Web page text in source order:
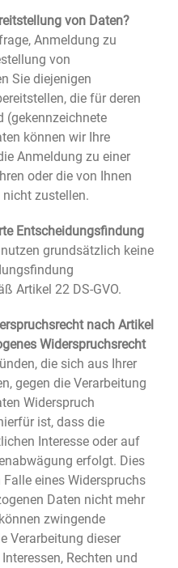
von Daten?
Anmeldung zu
von
Sie diejenigen
die für deren
(gekennzeichnete
können wir Ihre
Anmeldung zu einer
oder die von Ihnen
zustellen.
Entscheidungsfindung
grundsätzlich keine
Artikel 22 DS-GVO.
nach Artikel
Widerspruchsrecht
die sich aus Ihrer
gegen die Verarbeitung
Widerspruch
ist, dass die
Interesse oder auf
erfolgt. Dies
eines Widerspruchs
Daten nicht mehr
zwingende
Verarbeitung dieser
Rechten und